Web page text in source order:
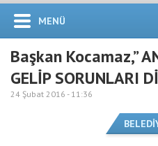
MENÜ
Başkan Kocamaz,”
GELİP SORUNLARI
24 Şubat 2016 - 11:36